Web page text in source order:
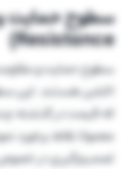
Resistance)
سطوح حمایت و
اکشن هستند. این
که قیمت در گذشته
معمولا نقاط برخورد
تصمیم‌گیری در خصوص